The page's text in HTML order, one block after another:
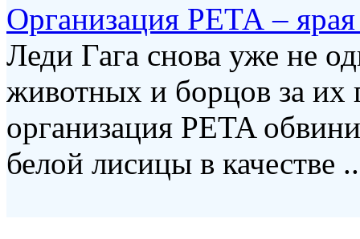
Организация РЕТА –
Леди Гага снова уже не
животных и борцов за их
организация PETA
белой лисицы в качестве